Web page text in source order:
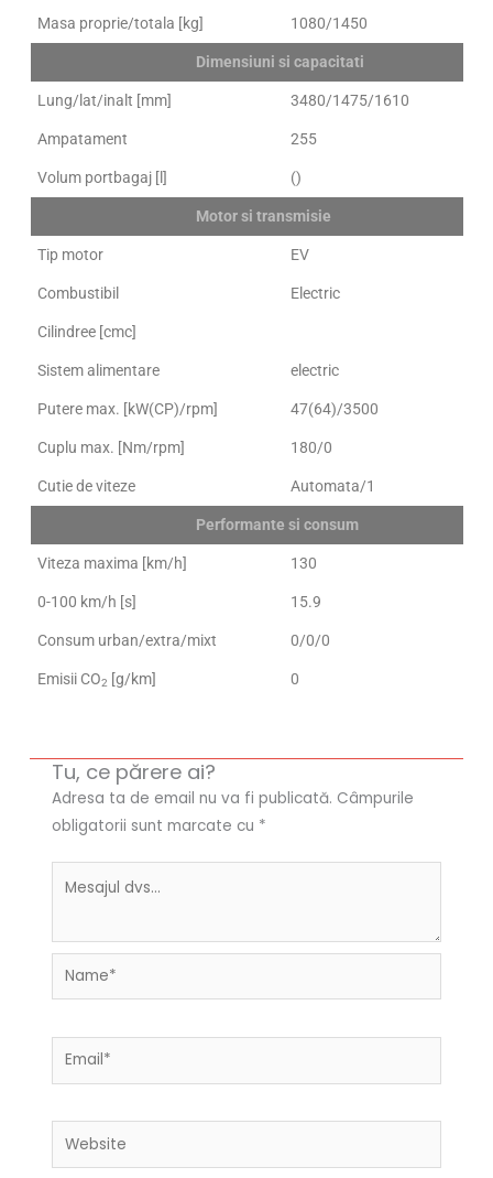
Masa proprie/totala [kg] 1080/1450
Dimensiuni si capacitati
Lung/lat/inalt [mm] 3480/1475/1610
Ampatament 255
Volum portbagaj [l] ()
Motor si transmisie
Tip motor EV
Combustibil Electric
Cilindree [cmc]
Sistem alimentare electric
Putere max. [kW(CP)/rpm] 47(64)/3500
Cuplu max. [Nm/rpm] 180/0
Cutie de viteze Automata/1
Performante si consum
Viteza maxima [km/h] 130
0-100 km/h [s] 15.9
Consum urban/extra/mixt 0/0/0
Emisii CO2 [g/km] 0
Tu, ce părere ai?
Adresa ta de email nu va fi publicată. Câmpurile
obligatorii sunt marcate cu *
Name*
Email*
Website